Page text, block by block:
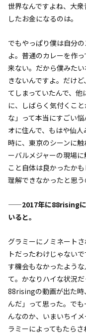
世界なんですよね、大
したお金になるのは。
でもやっぱり僕は自分
よ。普通のカレーを作
来ない。だから僕みた
きないんですよ。だけ
てしまっていたんで、
に、しばらく気付くこ
な」って本当にすごい
オに住んで、もはや仙
時に、東京のシーンに
ーバルメジャーの現場
こと自体は良かったか
理解できなかったと思う
——2017年に88risingに
いると。
グラミーにノミネート
トだったわけじゃない
す機会もなかったよう
て。かなりハイな状況
88risingの動画が出た時
んだ」って思った。で
んなのか、いまいちイ
ラミーによってもたら